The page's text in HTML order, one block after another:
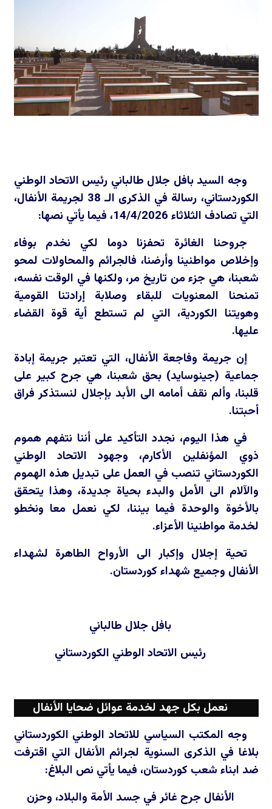
وجه السيد بافل جلال طالباني رئيس الاتحاد الوطني
الكوردستاني، رسالة في الذكرى الـ 38 لجريمة الأنفال،
التي تصادف الثلاثاء 14/4/2026، فيما يأتي نصها:
جروحنا الغائرة تحفزنا دوما لكي نخدم بوفاء
وإخلاص مواطنينا وأرضنا، فالجرائم والمحاولات لمحو
شعبنا، هي جزء من تاريخ مر، ولكنها في الوقت نفسه،
تمنحنا المعنويات للبقاء وصلابة إرادتنا القومية
وهويتنا الكوردية، التي لم تستطع أية قوة القضاء
عليها.
إن جريمة وفاجعة الأنفال، التي تعتبر جريمة إبادة
جماعية (جينوسايد) بحق شعبنا، هي جرح كبير على
قلبنا، وألم نقف أمامه الى الأبد بإجلال لنستذكر فراق
أحبتنا.
في هذا اليوم، نجدد التأكيد على أننا نتفهم هموم
ذوي المؤنفلين الأكارم، وجهود الاتحاد الوطني
الكوردستاني تنصب في العمل على تبديل هذه الهموم
والآلام الى الأمل والبدء بحياة جديدة، وهذا يتحقق
بالأخوة والوحدة فيما بيننا، لكي نعمل معا ونخطو
لخدمة مواطنينا الأعزاء.
تحية إجلال وإكبار الى الأرواح الطاهرة لشهداء
الأنفال وجميع شهداء كوردستان.
بافل جلال طالباني
رئيس الاتحاد الوطني الكوردستاني
نعمل بكل جهد لخدمة عوائل ضحايا الأنفال
وجه المكتب السياسي للاتحاد الوطني الكوردستاني
بلاغا في الذكرى السنوية لجرائم الأنفال التي اقترفت
ضد ابناء شعب كوردستان، فيما يأتي نص البلاغ:
الأنفال جرح غائر في جسد الأمة والبلاد، وحزن